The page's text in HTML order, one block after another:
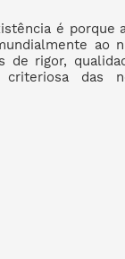
é
ao
de rigor,
das